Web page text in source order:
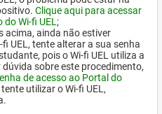
Clique aqui para acessar
Wi-fi UEL ;
acima, ainda não estiver
UEL, tente alterar a sua senha
pois o Wi-fi UEL utiliza a
sobre este procedimento,
de acesso ao Portal do
utilizar o Wi-fi UEL,